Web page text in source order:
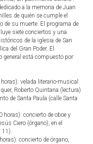
a la memoria de Juan
de quién se cumple el
de su muerte. El programa de
siete conciertos y una
de la iglesia de San
del Gran Poder. El
general está compuesto por:
velada literario-musical
Roberto Quintana (lectura)
de Santa Paula (calle Santa
horas): concierto de oboe y
Ciero (órgano), en el
11).
concierto de órgano,